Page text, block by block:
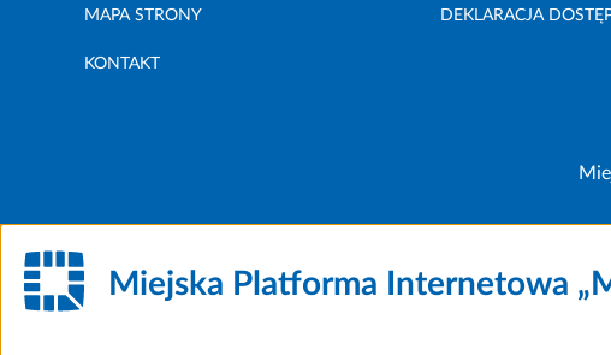
MAPA STRONY DEKLARACJA
KONTAKT
Miejska Platforma Internetowa